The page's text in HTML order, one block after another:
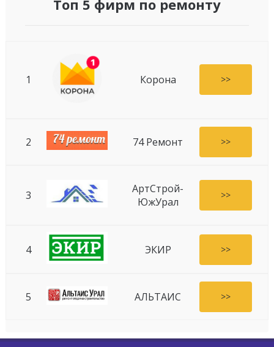
Топ 5 фирм по ремонту
1 Корона >>
2 74 Ремонт >>
3
АртСтрой-
ЮжУрал
>>
4 ЭКИР >>
5 АЛЬТАИС >>